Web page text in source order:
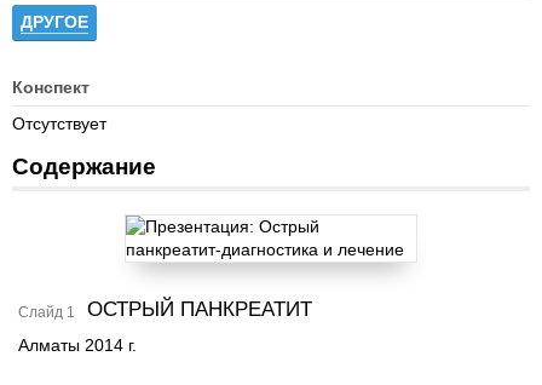
ДРУГОЕ
Конспект
Отсутствует
Содержание
Слайд 1 ОСТРЫЙ ПАНКРЕАТИТ
Алматы 2014 г.